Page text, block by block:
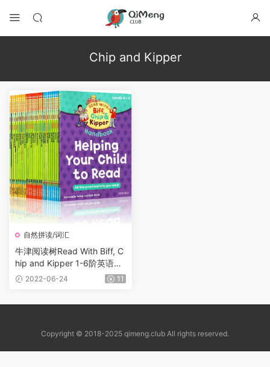
Chip and Kipper
自然拼读/词汇
牛津阅读树Read With Biff, C
hip and Kipper 1-6阶英语自
然拼读绘本动画 共48个MP4
2022-06-24 11
Copyright © 2018-2025 qimeng.club All rights reserved.